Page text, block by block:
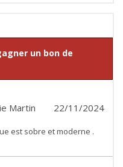
un bon de
22/11/2024
Martin
est sobre et moderne .